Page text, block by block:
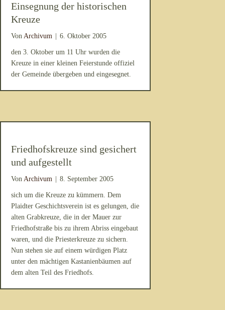
Einsegnung der historischen
Kreuze
Von Archivum 6. Oktober 2005
den 3. Oktober um 11 Uhr wurden die
Kreuze in einer kleinen Feierstunde offiziel
der Gemeinde übergeben und eingesegnet.
Friedhofskreuze sind gesichert
und aufgestellt
Von Archivum 8. September 2005
sich um die Kreuze zu kümmern. Dem
Plaidter Geschichtsverein ist es gelungen, die
alten Grabkreuze, die in der Mauer zur
Friedhofstraße bis zu ihrem Abriss eingebaut
waren, und die Priesterkreuze zu sichern.
Nun stehen sie auf einem würdigen Platz
unter den mächtigen Kastanienbäumen auf
dem alten Teil des Friedhofs.